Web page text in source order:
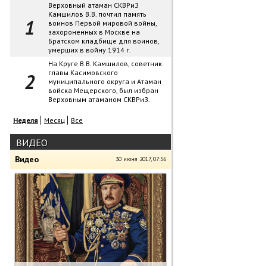
Верховный атаман СКВРиЗ
Камшилов В.В. почтил память
воинов Первой мировой войны,
захороненных в Москве на
Братском кладбище для воинов,
умерших в войну 1914 г.
На Круге В.В. Камшилов, советник
главы Касимовского
муниципального округа и Атаман
войска Мещерского, был избран
Верховным атаманом СКВРиЗ.
Неделя Месяц Все
ВИДЕО
Видео 30 июня 2017, 07:56